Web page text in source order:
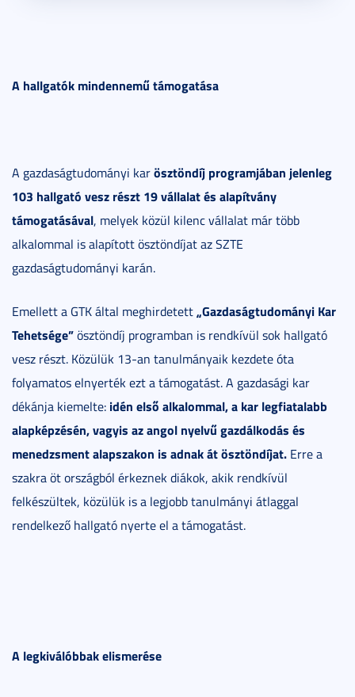
A hallgatók mindennemű támogatása
A gazdaságtudományi karösztöndíj programjában jelenleg
103 hallgató vesz részt 19 vállalat és alapítvány
támogatásával, melyek közül kilenc vállalat már több
alkalommal is alapított ösztöndíjat az SZTE
gazdaságtudományi karán.
Emellett a GTK által meghirdetett „Gazdaságtudományi Kar
Tehetsége”ösztöndíj programban is rendkívül sok hallgató
vesz részt. Közülük 13-an tanulmányaik kezdete óta
folyamatos elnyerték ezt a támogatást. A gazdasági kar
dékánja kiemelte: idén első alkalommal, a kar legfiatalabb
alapképzésén, vagyis az angol nyelvű gazdálkodás és
menedzsment alapszakon is adnak át ösztöndíjat. Erre a
szakra öt országból érkeznek diákok, akik rendkívül
felkészültek, közülük is a legjobb tanulmányi átlaggal
rendelkező hallgató nyerte el a támogatást.
A legkiválóbbak elismerése